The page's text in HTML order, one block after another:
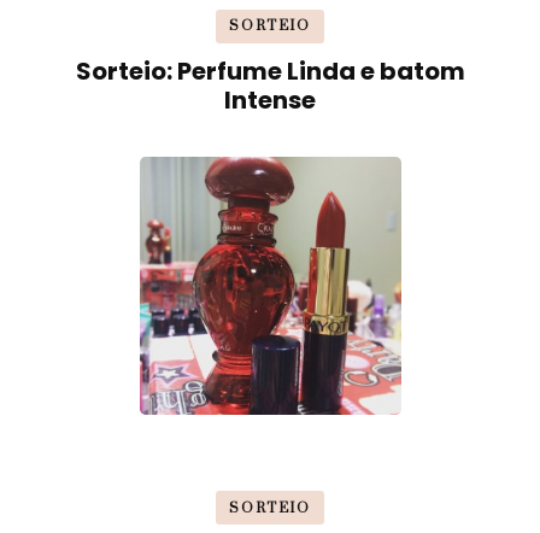
SORTEIO
Sorteio: Perfume Linda e batom
Intense
SORTEIO